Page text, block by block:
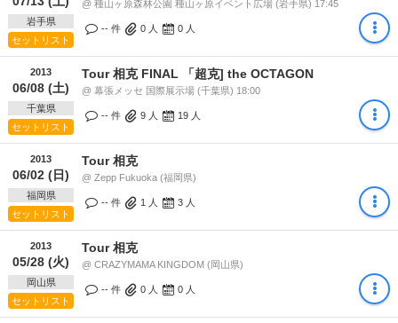
岩手県
セットリスト
@ 種山ヶ原森林公園 種山ヶ原イベント広場 (岩手県) 17:45
-- 件 0 人 0 人
2013
06/08 (土)
千葉県
セットリスト
Tour 相克 FINAL 「超克] the OCTAGON
@ 幕張メッセ 国際展示場 (千葉県) 18:00
-- 件 9 人 19 人
2013
06/02 (日)
福岡県
セットリスト
Tour 相克
@ Zepp Fukuoka (福岡県)
-- 件 1 人 3 人
2013
05/28 (火)
岡山県
セットリスト
Tour 相克
@ CRAZYMAMA KINGDOM (岡山県)
-- 件 0 人 0 人